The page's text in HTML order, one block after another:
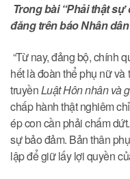
Trong bài “Phải thật
đăng trên báo Nhân
“Từ nay, đảng bộ, chính
hết là đoàn thể phụ nữ
truyềnLuật Hôn nhân và
chấp hành thật nghiêm
ép con cần phải chấm
sự bảo đảm. Bản thân
lập để giữ lấy lợi quyền